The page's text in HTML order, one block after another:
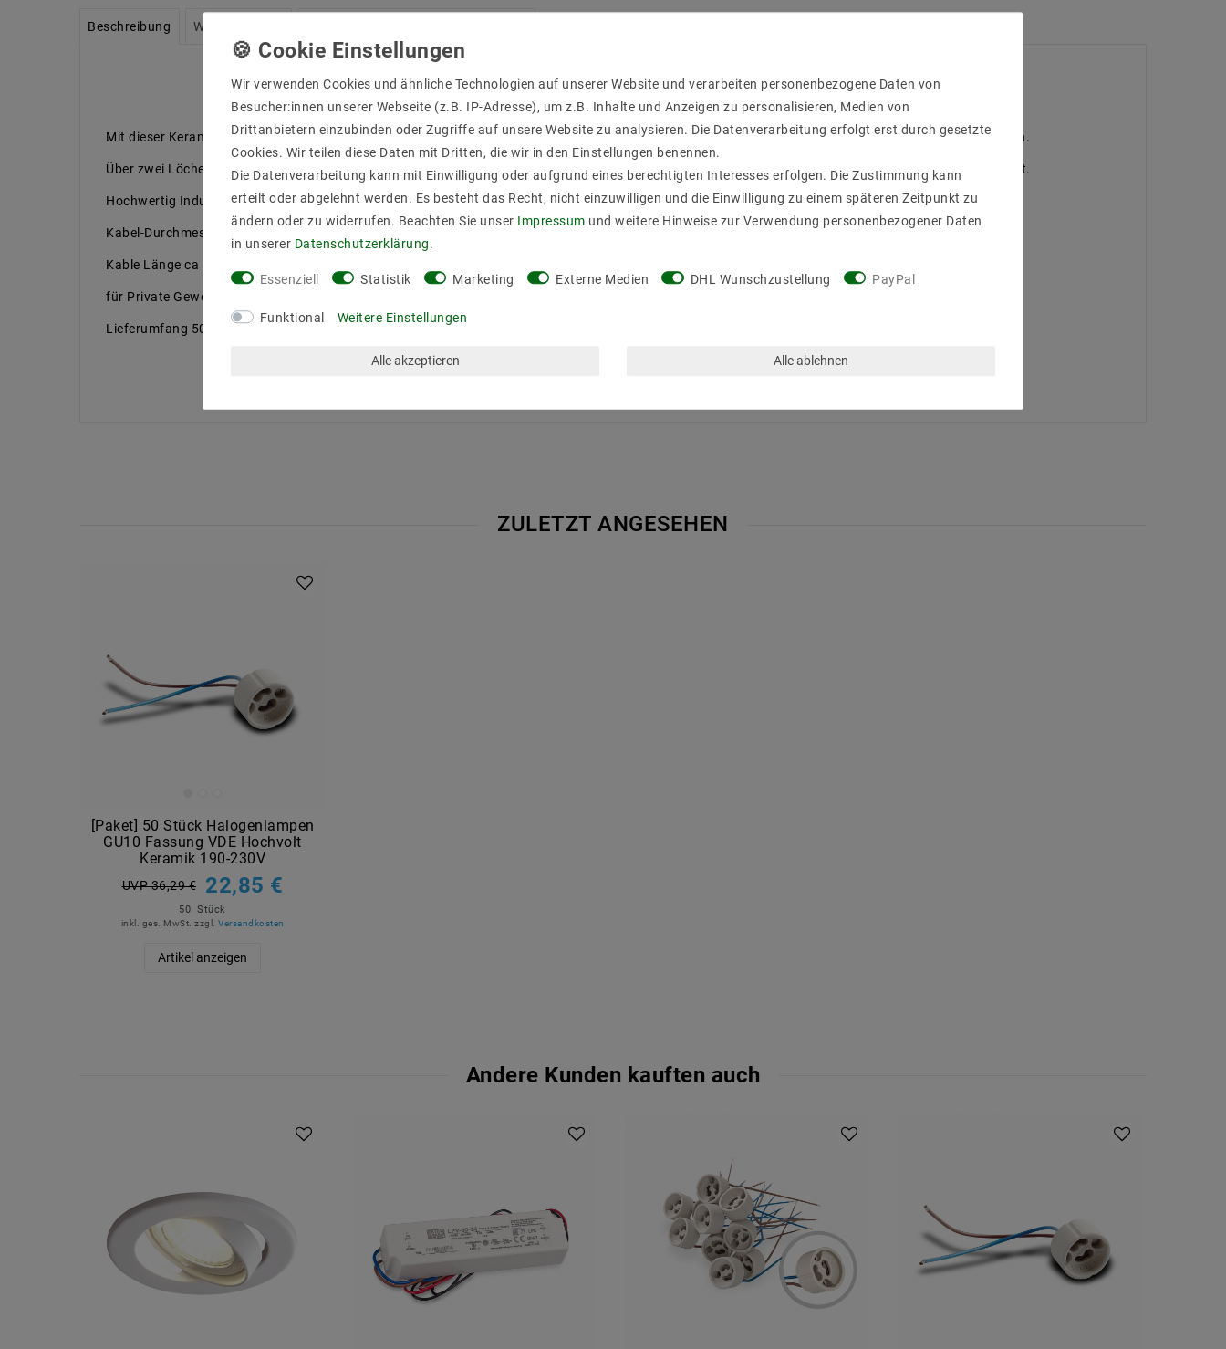
Beschreibung Weitere Details
Mit dieser Keramikfassung können Sie direkt Hochvolt-LEDs und Halogenleuchtmittel der Fassung GU10 /PAR16 an das 230 Volt Stromnetz anschließen.
Über zwei Löcher lässt sich die Fassung durch Schrauben befestigen. Durch die hitzebeständige Fassung ist der Betrieb bis maximal 100 Watt ausgelegt.
Hochwertig Industriekeramik VDE zertifiziert
Kabel-Durchmesser 0,75mm , Teflon double isoliert
Kable Länge ca 12,5cm
für Private Gewerblich und Industrielle Verwendung geeignet
Lieferumfang 50 Stück Hochvolt Kreamik Halogenlampen Fassung für GU10 PAR16
ZULETZT ANGESEHEN
[Paket] 50 Stück Halogenlampen
GU10 Fassung VDE Hochvolt
Keramik 190-230V
UVP 36,29 € 22,85 €
50 Stück
inkl. ges. MwSt. zzgl. Versandkosten
Artikel anzeigen
Andere Kunden kauften auch
Wir verwenden Cookies und ähnliche Technologien auf unserer Website und verarbeiten personenbezogene Daten von
Besucher:innen unserer Webseite (z.B. IP-Adresse), um z.B. Inhalte und Anzeigen zu personalisieren, Medien von
Drittanbietern einzubinden oder Zugriffe auf unsere Website zu analysieren. Die Datenverarbeitung erfolgt erst durch gesetzte
Cookies. Wir teilen diese Daten mit Dritten, die wir in den Einstellungen benennen.
Die Datenverarbeitung kann mit Einwilligung oder aufgrund eines berechtigten Interesses erfolgen. Die Zustimmung kann
erteilt oder abgelehnt werden. Es besteht das Recht, nicht einzuwilligen und die Einwilligung zu einem späteren Zeitpunkt zu
ändern oder zu widerrufen. Beachten Sie unser Impressum und weitere Hinweise zur Verwendung personenbezogener Daten
in unserer Daten­schutz­erklärung.
Essenziell Statistik Marketing Externe Medien DHL Wunschzustellung PayPal
Funktional Weitere Einstellungen
Alle akzeptieren Alle ablehnen